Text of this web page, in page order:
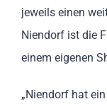
jeweils einen
Niendorf ist die
einem eigenen
„Niendorf hat